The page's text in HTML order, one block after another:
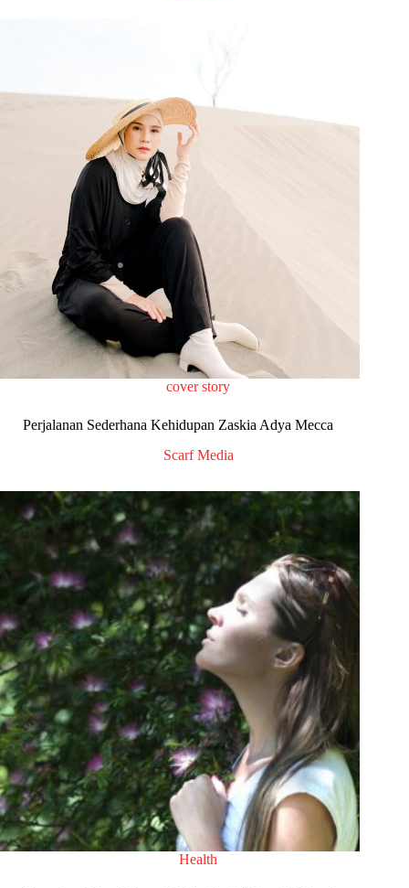
cover story
Perjalanan Sederhana Kehidupan Zaskia Adya Mecca
Scarf Media
Health